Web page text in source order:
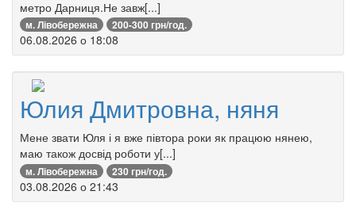
метро Дарниця.Не завж[...]
м. Лівобережна 200-300 грн/год.
06.08.2026 о 18:08
Юлия Дмитровна, няня
Мене звати Юля і я вже півтора роки як працюю нянею,
маю також досвід роботи у[...]
м. Лівобережна 230 грн/год.
03.08.2026 о 21:43